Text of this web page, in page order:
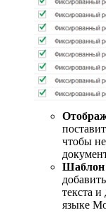
чтобы
Шаблон
текста
языке